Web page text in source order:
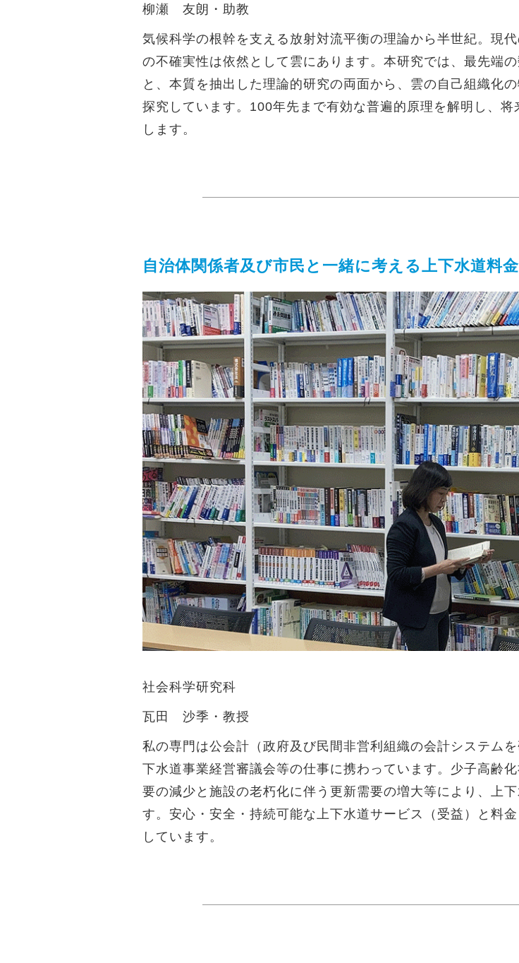
柳瀬 友朗・助教
気候科学の根幹を支える放射対流平衡の理論から半世紀。現
の不確実性は依然として雲にあります。本研究では、最先端
と、本質を抽出した理論的研究の両面から、雲の自己組織化
探究しています。100年先まで有効な普遍的原理を解明し、
します。
自治体関係者及び市民と一緒に考える上下水道料
社会科学研究科
瓦田 沙季・教授
私の専門は公会計（政府及び民間非営利組織の会計システム
下水道事業経営審議会等の仕事に携わっています。少子高齢
要の減少と施設の老朽化に伴う更新需要の増大等により、上
す。安心・安全・持続可能な上下水道サービス（受益）と料
しています。